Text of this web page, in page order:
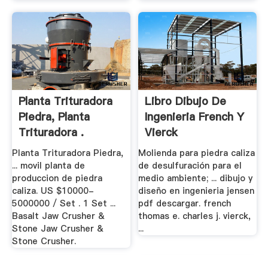
Planta Trituradora
Piedra, Planta
Trituradora .
Planta Trituradora Piedra,
... movil planta de
produccion de piedra
caliza. US $10000-
5000000 / Set . 1 Set ...
Basalt Jaw Crusher &
Stone Jaw Crusher &
Stone Crusher.
Libro Dibujo De
Ingenieria French Y
Vierck
Molienda para piedra caliza
de desulfuración para el
medio ambiente; ... dibujo y
diseño en ingenieria jensen
pdf descargar. french
thomas e. charles j. vierck,
...